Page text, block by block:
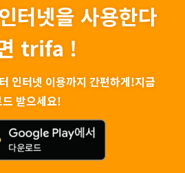
터넷을 사용한다
trifa !
인터넷 이용까지 간편하게!지금
받으세요!